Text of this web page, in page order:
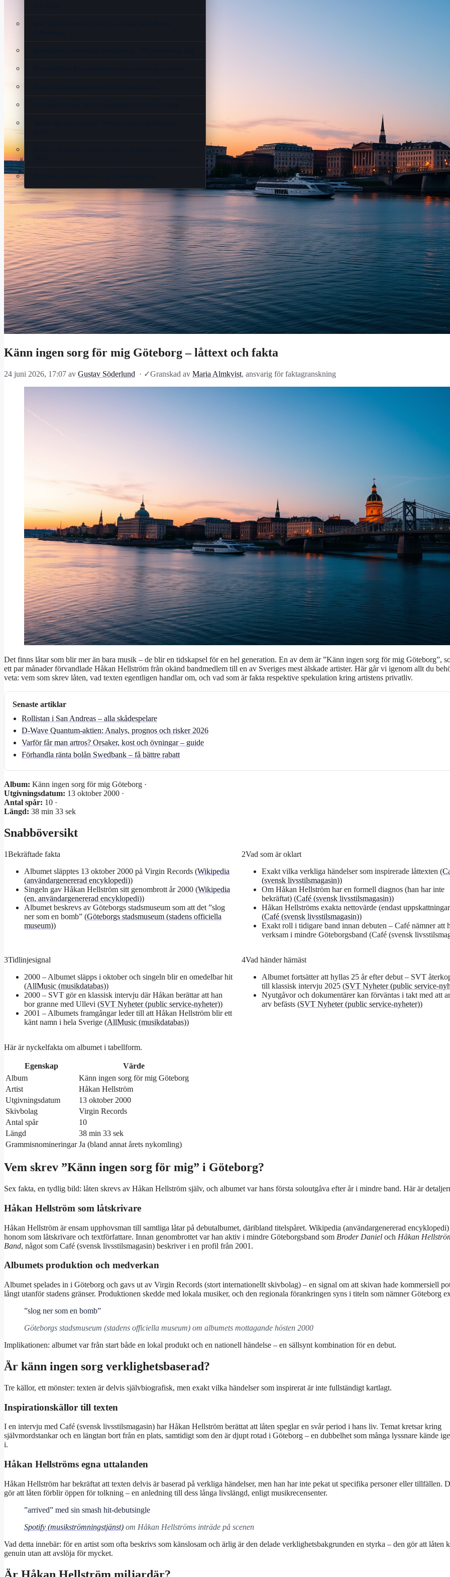
Känn ingen sorg för mig Göteborg – låttext och fakta
24 juni 2026, 17:07 av Gustav Söderlund · ✓Granskad av Maria Almkvist, ansvarig för faktagranskning
Det finns låtar som blir mer än bara musik – de blir en tidskapsel för en hel generation. En av dem är ”Känn ingen sorg för mig Göteborg”,
ett par månader förvandlade Håkan Hellström från okänd bandmedlem till en av Sveriges mest älskade artister. Här går vi igenom allt du
veta: vem som skrev låten, vad texten egentligen handlar om, och vad som är fakta respektive spekulation kring artistens privatliv.
Senaste artiklar
Rollistan i San Andreas – alla skådespelare
D-Wave Quantum-aktien: Analys, prognos och risker 2026
Varför får man artros? Orsaker, kost och övningar – guide
Förhandla ränta bolån Swedbank – få bättre rabatt
Album: Känn ingen sorg för mig Göteborg ·
Utgivningsdatum: 13 oktober 2000 ·
Antal spår: 10 ·
Längd: 38 min 33 sek
Snabböversikt
1Bekräftade fakta
Albumet släpptes 13 oktober 2000 på Virgin Records (Wikipedia
(användargenererad encyklopedi))
Singeln gav Håkan Hellström sitt genombrott år 2000 (Wikipedia
(en, användargenererad encyklopedi))
Albumet beskrevs av Göteborgs stadsmuseum som att det ”slog
ner som en bomb” (Göteborgs stadsmuseum (stadens officiella
museum))
2Vad som är oklart
Exakt vilka verkliga händelser som inspirerade låttexten (
(svensk livsstilsmagasin))
Om Håkan Hellström har en formell diagnos (han har inte
bekräftat) (Café (svensk livsstilsmagasin))
Håkan Hellströms exakta nettovärde (endast
(Café (svensk livsstilsmagasin))
Exakt roll i tidigare band innan debuten – Café nämner att
verksam i mindre Göteborgsband (Café (svensk
3Tidlinjesignal
2000 – Albumet släpps i oktober och singeln blir en omedelbar hit
(AllMusic (musikdatabas))
2000 – SVT gör en klassisk intervju där Håkan berättar att han
bor granne med Ullevi (SVT Nyheter (public service-nyheter))
2001 – Albumets framgångar leder till att Håkan Hellström blir ett
känt namn i hela Sverige (AllMusic (musikdatabas))
4Vad händer härnäst
Albumet fortsätter att hyllas 25 år efter debut – SVT
till klassisk intervju 2025 (SVT Nyheter (public service-
Nyutgåvor och dokumentärer kan förväntas i takt med att
arv befästs (SVT Nyheter (public service-nyheter))
Här är nyckelfakta om albumet i tabellform.
Nyckelfakta
om
albumet
Egenskap
Värde
Album
Känn ingen sorg för mig Göteborg
Artist
Håkan Hellström
Utgivningsdatum
13 oktober 2000
Skivbolag
Virgin Records
Antal spår
10
Längd
38 min 33 sek
Grammisnomineringar Ja (bland annat årets nykomling)
Vem skrev ”Känn ingen sorg för mig” i Göteborg?
Sex fakta, en tydlig bild: låten skrevs av Håkan Hellström själv, och albumet var hans första soloutgåva efter år i mindre band. Här är
Håkan Hellström som låtskrivare
Håkan Hellström är ensam upphovsman till samtliga låtar på debutalbumet, däribland titelspåret. Wikipedia (användargenererad
honom som låtskrivare och textförfattare. Innan genombrottet var han aktiv i mindre Göteborgsband som Broder Daniel och Håkan
Band, något som Café (svensk livsstilsmagasin) beskriver i en profil från 2001.
Albumets produktion och medverkan
Albumet spelades in i Göteborg och gavs ut av Virgin Records (stort internationellt skivbolag) – en signal om att skivan hade kommersiell
långt utanför stadens gränser. Produktionen skedde med lokala musiker, och den regionala förankringen syns i titeln som nämner Göteborg
”slog ner som en bomb”
Göteborgs stadsmuseum (stadens officiella museum) om albumets mottagande hösten 2000
Implikationen: albumet var från start både en lokal produkt och en nationell händelse – en sällsynt kombination för en debut.
Är känn ingen sorg verklighetsbaserad?
Tre källor, ett mönster: texten är delvis självbiografisk, men exakt vilka händelser som inspirerat är inte fullständigt kartlagt.
Inspirationskällor till texten
I en intervju med Café (svensk livsstilsmagasin) har Håkan Hellström berättat att låten speglar en svår period i hans liv. Temat kretsar kring
självmordstankar och en längtan bort från en plats, samtidigt som den är djupt rotad i Göteborg – en dubbelhet som många lyssnare kände
i.
Håkan Hellströms egna uttalanden
Håkan Hellström har bekräftat att texten delvis är baserad på verkliga händelser, men han har inte pekat ut specifika personer eller tillfällen.
gör att låten förblir öppen för tolkning – en anledning till dess långa livslängd, enligt musikrecensenter.
”arrived” med sin smash hit-debutsingle
Spotify (musikströmningstjänst) om Håkan Hellströms inträde på scenen
Vad detta innebär: för en artist som ofta beskrivs som känslosam och ärlig är den delade verklighetsbakgrunden en styrka – den gör att låten
genuin utan att avslöja för mycket.
Är Håkan Hellström miljardär?